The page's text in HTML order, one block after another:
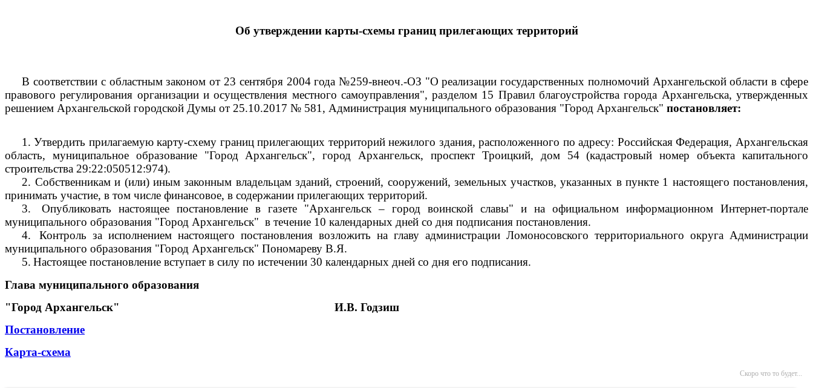
Об утверждении карты-схемы границ прилегающих территорий
В соответствии с областным законом от 23 сентября 2004 года №259-внеоч.-ОЗ "О реализации государственных полномочий Архангельской области в сфере
правового регулирования организации и осуществления местного самоуправления", разделом 15 Правил благоустройства города Архангельска, утвержденных
решением Архангельской городской Думы от 25.10.2017 № 581, Администрация муниципального образования "Город Архангельск" постановляет:
1. Утвердить прилагаемую карту-схему границ прилегающих территорий нежилого здания, расположенного по адресу: Российская Федерация, Архангельская
область, муниципальное образование "Город Архангельск", город Архангельск, проспект Троицкий, дом 54 (кадастровый номер объекта капитального
строительства 29:22:050512:974).
2. Собственникам и (или) иным законным владельцам зданий, строений, сооружений, земельных участков, указанных в пункте 1 настоящего постановления,
принимать участие, в том числе финансовое, в содержании прилегающих территорий.
3.
Опубликовать настоящее постановление в газете "Архангельск – город воинской славы" и на официальном информационном Интернет-портале
муниципального образования "Город Архангельск" в течение 10 календарных дней со дня подписания постановления.
4.
Контроль за исполнением настоящего постановления возложить на главу администрации Ломоносовского территориального округа Администрации
муниципального образования "Город Архангельск" Пономареву В.Я.
5. Настоящее постановление вступает в силу по истечении 30 календарных дней со дня его подписания.
Глава муниципального образования
"Город Архангельск"
И.В. Годзиш
Постановление
Карта-схема
Скоро что то будет...